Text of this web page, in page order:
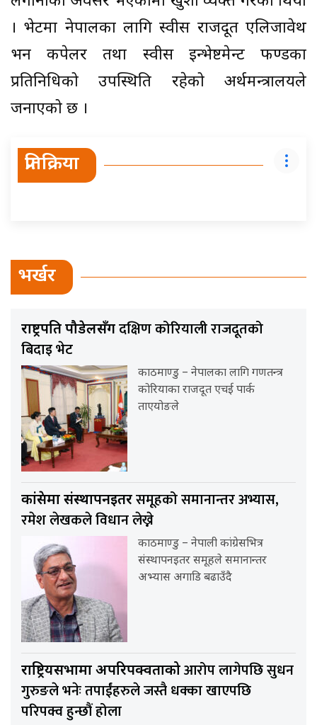
। भेटमा नेपालका लागि स्वीस राजदूत एलिजावेथ
भन कपेलर तथा स्वीस इन्भेष्टमेन्ट फण्डका
प्रतिनिधिको उपस्थिति रहेको अर्थमन्त्रालयले
जनाएको छ ।
प्रतिक्रिया
भर्खर
राष्ट्रपति पौडेलसँगदक्षिण कोरियाली राजदूतको
बिदाइ भेट
काठमाण्डु – नेपालका लागि गणतन्त्र
कोरियाका राजदूत एचई पार्क
ताएयोङले
कांग्रेसमा संस्थापनइतरसमूहको समानान्तर अभ्यास,
रमेश लेखकले विधान लेख्ने
काठमाण्डु – नेपाली कांग्रेसभित्र
संस्थापनइतर समूहले समानान्तर
अभ्यास अगाडि बढाउँदै
राष्ट्रियसभामा अपरिपक्वताकोआरोप लागेपछि सुधन
गुरुङले भनेः तपाईंहरुले जस्तै धक्का खाएपछि
परिपक्व हुन्छौं होला